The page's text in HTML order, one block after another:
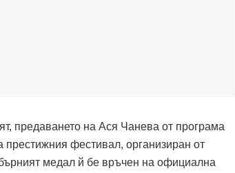
предаването на Ася Чанева от програма
престижния фестивал, организиран от
медал й бе връчен на официална